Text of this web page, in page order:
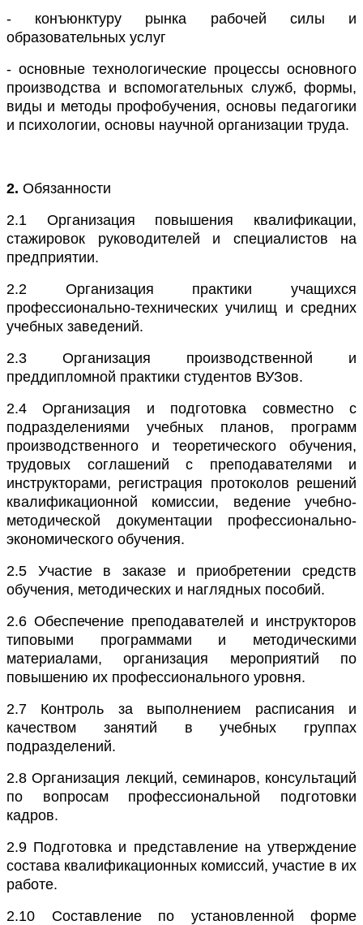
- конъюнктуру рынка рабочей силы и
образовательных услуг
- основные технологические процессы основного
производства и вспомогательных служб, формы,
виды и методы профобучения, основы педагогики
и психологии, основы научной организации труда.
2. Обязанности
2.1 Организация повышения квалификации,
стажировок руководителей и специалистов на
предприятии.
2.2 Организация практики учащихся
профессионально-технических училищ и средних
учебных заведений.
2.3 Организация производственной и
преддипломной практики студентов ВУЗов.
2.4Организация и подготовка совместно с
подразделениями учебных планов, программ
производственного и теоретического обучения,
трудовых соглашений с преподавателями и
инструкторами, регистрация протоколов решений
квалификационной комиссии, ведение учебно-
методической документации профессионально-
экономического обучения.
2.5 Участие в заказе и приобретении средств
обучения, методических и наглядных пособий.
2.6 Обеспечение преподавателей и инструкторов
типовыми программами и методическими
материалами, организация мероприятий по
повышению их профессионального уровня.
2.7 Контроль за выполнением расписания и
качеством занятий в учебных группах
подразделений.
2.8Организация лекций, семинаров, консультаций
по вопросам профессиональной подготовки
кадров.
2.9 Подготовка и представление на утверждение
состава квалификационных комиссий, участие в их
работе.
2.10 Составление по установленной форме